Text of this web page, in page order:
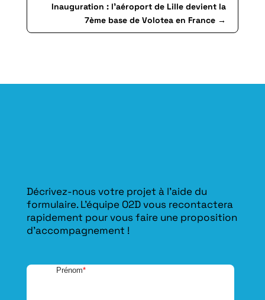
Inauguration : l’aéroport de Lille devient la
7ème base de Volotea en France →
Décrivez-nous votre projet à l’aide du
formulaire. L'équipe O2D vous recontactera
rapidement pour vous faire une proposition
d’accompagnement !